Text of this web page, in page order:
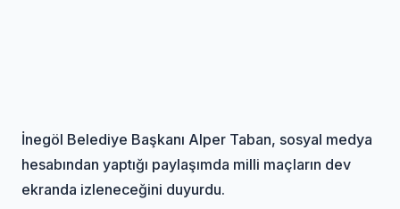
İnegöl Belediye Başkanı Alper Taban, sosyal medya
hesabından yaptığı paylaşımda milli maçların dev
ekranda izleneceğini duyurdu.